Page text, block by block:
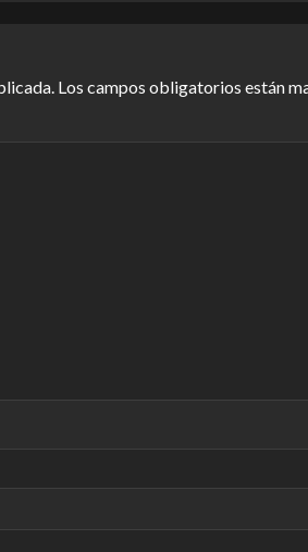
Los campos obligatorios están